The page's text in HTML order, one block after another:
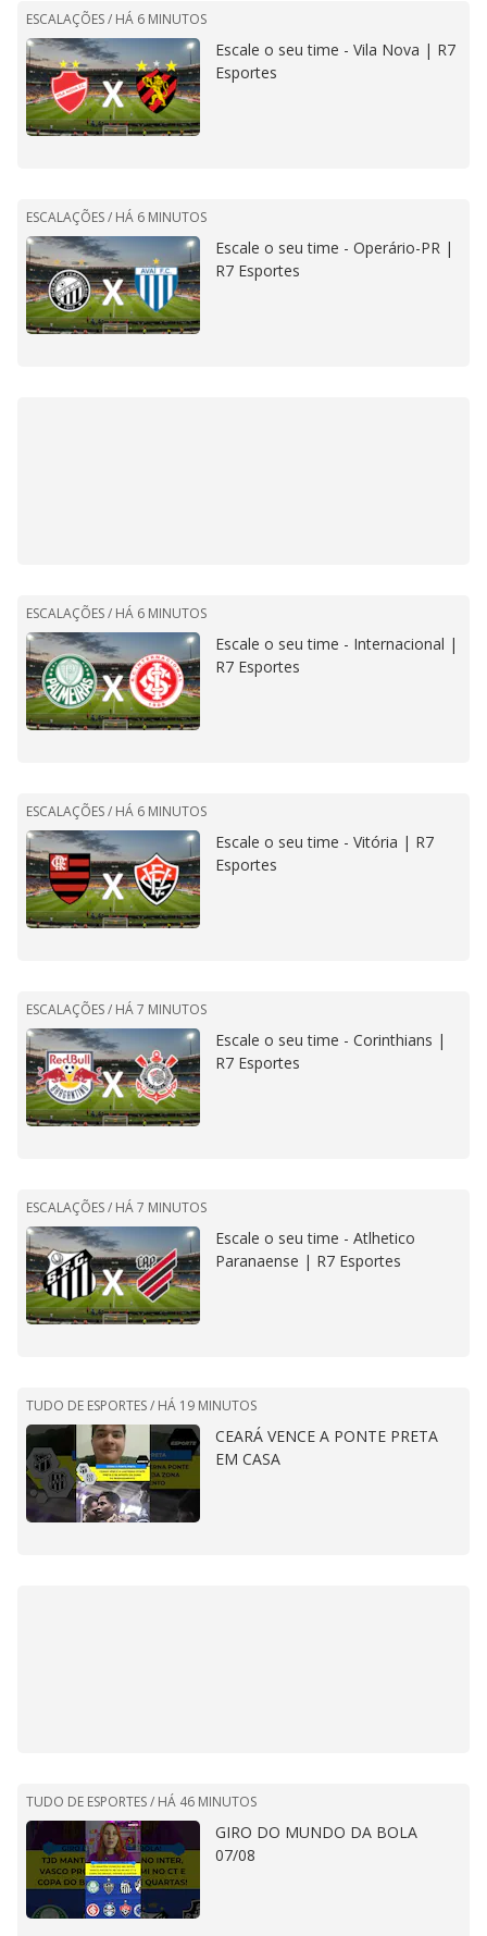
ESCALAÇÕES / HÁ 6 MINUTOS
Escale o seu time - Vila Nova | R7
Esportes
ESCALAÇÕES / HÁ 6 MINUTOS
Escale o seu time - Operário-PR |
R7 Esportes
ESCALAÇÕES / HÁ 6 MINUTOS
Escale o seu time - Internacional |
R7 Esportes
ESCALAÇÕES / HÁ 6 MINUTOS
Escale o seu time - Vitória | R7
Esportes
ESCALAÇÕES / HÁ 7 MINUTOS
Escale o seu time - Corinthians |
R7 Esportes
ESCALAÇÕES / HÁ 7 MINUTOS
Escale o seu time - Atlhetico
Paranaense | R7 Esportes
TUDO DE ESPORTES / HÁ 19 MINUTOS
CEARÁ VENCE A PONTE PRETA
EM CASA
TUDO DE ESPORTES / HÁ 46 MINUTOS
GIRO DO MUNDO DA BOLA
07/08